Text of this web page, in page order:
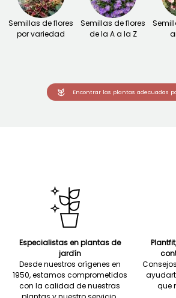
Semillas de flores
por variedad
Semillas de flores
de la A a la Z
Encontrar las plantas adecuadas
Especialistas en plantas de
jardín
Desde nuestros orígenes en
1950, estamos comprometidos
con la calidad de nuestras
que